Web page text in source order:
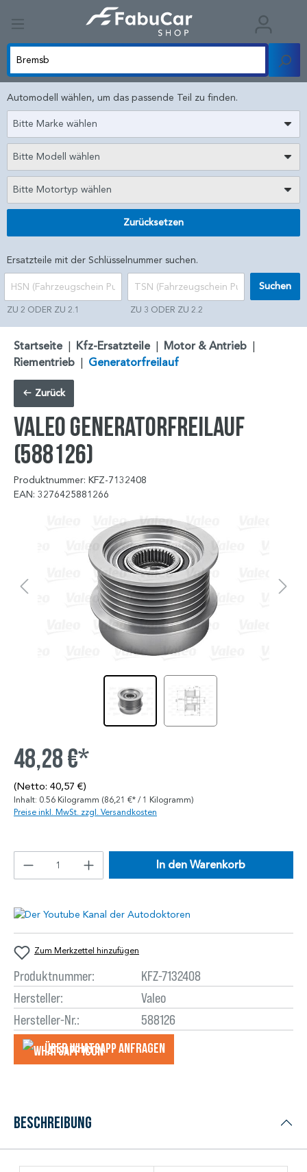
Automodell wählen, um das passende Teil zu finden.
Bitte Marke wählen
Bitte Modell wählen
Bitte Motortyp wählen
Zurücksetzen
Ersatzteile mit der Schlüsselnummer suchen.
ZU 2 ODER ZU 2.1 ZU 3 ODER ZU 2.2
Suchen
Startseite | Kfz-Ersatzteile | Motor & Antrieb |
Riementrieb | Generatorfreilauf
Zurück
VALEO Generatorfreilauf
(588126)
Produktnummer: KFZ-7132408
EAN: 3276425881266
48,28 €*
(Netto: 40,57 €)
Inhalt: 0.56 Kilogramm (86,21 €* / 1 Kilogramm)
Preise inkl. MwSt. zzgl. Versandkosten
In den Warenkorb
Zum Merkzettel hinzufügen
Produktnummer:
KFZ-7132408
Hersteller:
Valeo
Hersteller-Nr.:
588126
Über WhatsApp anfragеn
Beschreibung